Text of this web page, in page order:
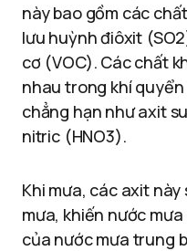
này bao gồm các
lưu huỳnh điôxit
cơ (VOC). Các chất
nhau trong khí
chẳng hạn như axit
nitric (HNO3).
Khi mưa, các axit
mưa, khiến nước
của nước mưa trung